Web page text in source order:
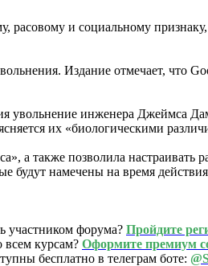
и социальному
Издание отмечает, что
увольнение инженера Джеймса
их «биологическими
также позволила настраивать
будут намечены на время
участником форума? Пройдите
всем курсам? Оформите премиум
бесплатно в телеграм боте: